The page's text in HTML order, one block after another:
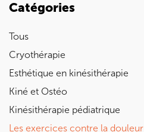
Catégories
Tous
Cryothérapie
Esthétique en kinésithérapie
Kiné et Ostéo
Kinésithérapie pédiatrique
Les exercices contre la douleur